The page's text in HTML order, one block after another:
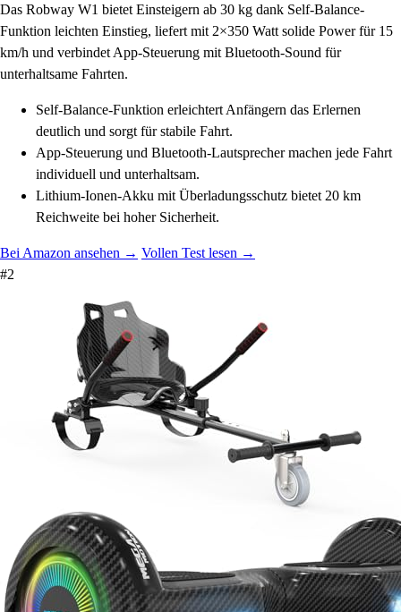
Das Robway W1 bietet Einsteigern ab 30 kg dank Self-Balance-
Funktion leichten Einstieg, liefert mit 2×350 Watt solide Power für 15
km/h und verbindet App-Steuerung mit Bluetooth-Sound für
unterhaltsame Fahrten.
Self-Balance-Funktion erleichtert Anfängern das Erlernen
deutlich und sorgt für stabile Fahrt.
App-Steuerung und Bluetooth-Lautsprecher machen jede Fahrt
individuell und unterhaltsam.
Lithium-Ionen-Akku mit Überladungsschutz bietet 20 km
Reichweite bei hoher Sicherheit.
Bei Amazon ansehen → Vollen Test lesen →
#2